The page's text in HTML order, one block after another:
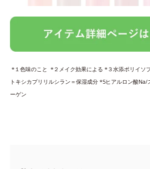
*１色味のこと *２メイク効果による *３水添ポリイソ
トキシカプリリルシラン＝保湿成分 *5ヒアルロン酸Na/
ーゲン